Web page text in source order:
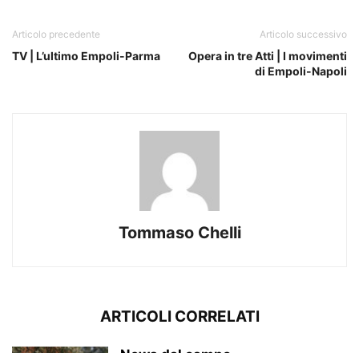
Articolo precedente
TV | L’ultimo Empoli-Parma
Articolo successivo
Opera in tre Atti | I movimenti
di Empoli-Napoli
Tommaso Chelli
ARTICOLI CORRELATI